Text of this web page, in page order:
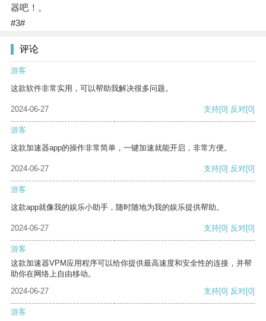
器吧！。
#3#
评论
游客
这款软件非常实用，可以帮助我解决很多问题。
2024-06-27 支持[0] 反对[0]
游客
这款加速器app的操作非常简单，一键加速就能开启，非常方便。
2024-06-27 支持[0] 反对[0]
游客
这款app就像我的娱乐小助手，随时随地为我的娱乐提供帮助。
2024-06-27 支持[0] 反对[0]
游客
这款加速器VPM应用程序可以给你提供最高速度和安全性的连接，并帮
助你在网络上自由移动。
2024-06-27
支持[0] 反对[0]
游客